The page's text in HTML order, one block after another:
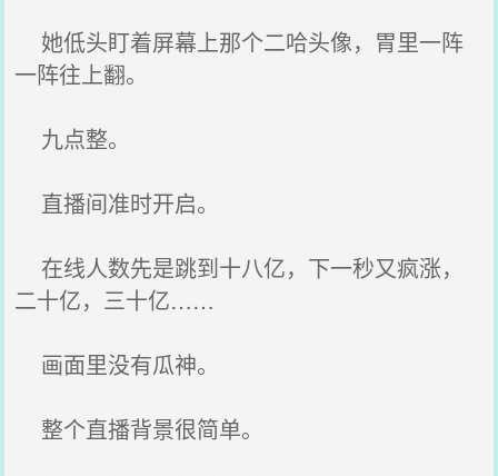
她低头盯着屏幕上那个二哈头像，胃里一阵
一阵往上翻。
九点整。
直播间准时开启。
在线人数先是跳到十八亿，下一秒又疯涨，
二十亿，三十亿……
画面里没有瓜神。
整个直播背景很简单。